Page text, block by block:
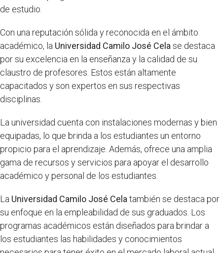
de estudio.
Con una reputación sólida y reconocida en el ámbito
académico, la Universidad Camilo José Cela se destaca
por su excelencia en la enseñanza y la calidad de su
claustro de profesores. Estos están altamente
capacitados y son expertos en sus respectivas
disciplinas.
La universidad cuenta con instalaciones modernas y bien
equipadas, lo que brinda a los estudiantes un entorno
propicio para el aprendizaje. Además, ofrece una amplia
gama de recursos y servicios para apoyar el desarrollo
académico y personal de los estudiantes.
La Universidad Camilo José Cela también se destaca por
su enfoque en la empleabilidad de sus graduados. Los
programas académicos están diseñados para brindar a
los estudiantes las habilidades y conocimientos